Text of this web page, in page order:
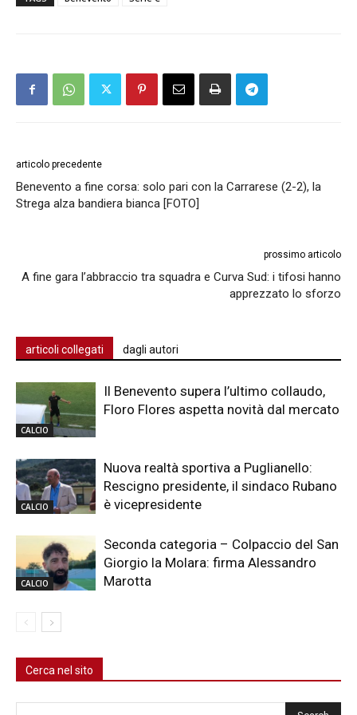
articolo precedente
Benevento a fine corsa: solo pari con la Carrarese (2-2), la
Strega alza bandiera bianca [FOTO]
prossimo articolo
A fine gara l’abbraccio tra squadra e Curva Sud: i tifosi hanno
apprezzato lo sforzo
articoli collegati dagli autori
CALCIO
Il Benevento supera l’ultimo collaudo,
Floro Flores aspetta novità dal mercato
CALCIO
Nuova realtà sportiva a Puglianello:
Rescigno presidente, il sindaco Rubano
è vicepresidente
CALCIO
Seconda categoria – Colpaccio del San
Giorgio la Molara: firma Alessandro
Marotta
Cerca nel sito